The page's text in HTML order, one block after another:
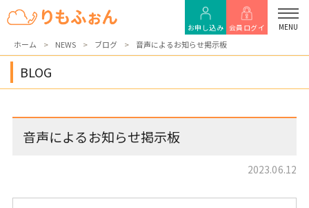
お申し込み 会員ログイ MENU
ホーム NEWS ブログ 音声によるお知らせ掲示板
BLOG
音声によるお知らせ掲示板
2023.06.12